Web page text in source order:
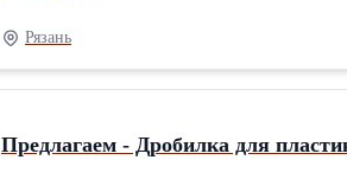
Рязань
Предлагаем - Дробилка для